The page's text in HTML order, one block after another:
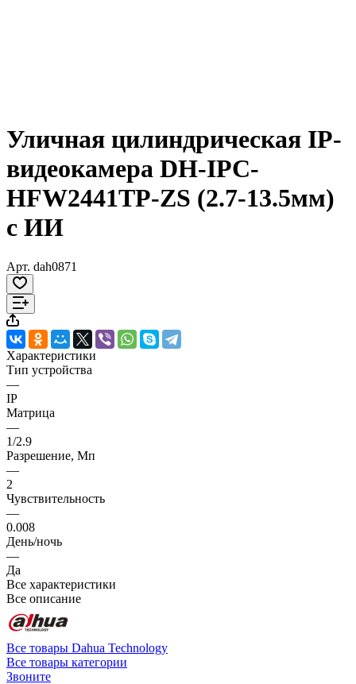
Уличная цилиндрическая IP-
видеокамера DH-IPC-
HFW2441TP-ZS (2.7-13.5мм)
с ИИ
Арт. dah0871
Характеристики
Тип устройства
—
IP
Матрица
—
1/2.9
Разрешение, Мп
—
2
Чувствительность
—
0.008
День/ночь
—
Да
Все характеристики
Все описание
Все товары Dahua Technology
Все товары категории
Звоните